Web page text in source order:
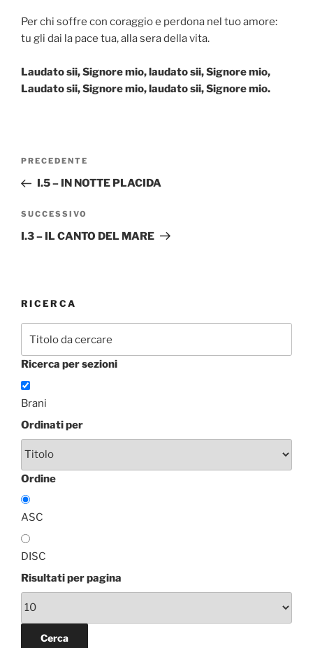
Per chi soffre con coraggio e perdona nel tuo amore:
tu gli dai la pace tua, alla sera della vita.
Laudato sii, Signore mio, laudato sii, Signore mio,
Laudato sii, Signore mio, laudato sii, Signore mio.
Navigazione
Articolo
precedente:
PRECEDENTE
I.5 – IN NOTTE PLACIDA
Articolo
successivo
SUCCESSIVO
I.3 – IL CANTO DEL MARE
RICERCA
Ricerca per sezioni
Brani
Ordinati per
Ordine
ASC
DISC
Risultati per pagina